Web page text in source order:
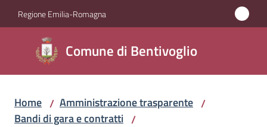
Vai al contenuto
Vai alla navigazione
Vai al footer
Regione Emilia-Romagna
Comune di Bentivoglio
Comune di
Bentivoglio
Amministrazione
Home / Amministrazione trasparente /
Bandi di gara e contratti /